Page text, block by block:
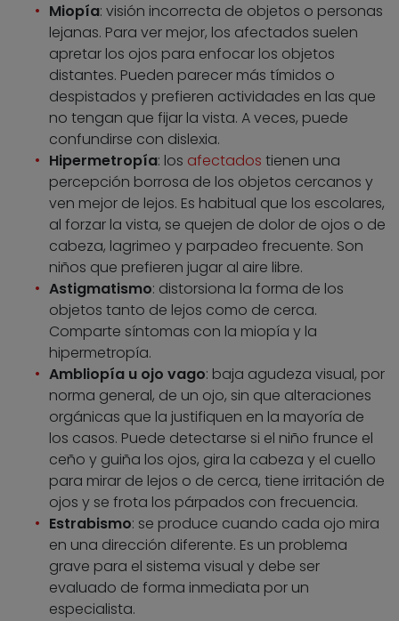
Miopía: visión incorrecta de objetos o personas
lejanas. Para ver mejor, los afectados suelen
apretar los ojos para enfocar los objetos
distantes. Pueden parecer más tímidos o
despistados y prefieren actividades en las que
no tengan que fijar la vista. A veces, puede
confundirse con dislexia.
Hipermetropía: los afectados tienen una
percepción borrosa de los objetos cercanos y
ven mejor de lejos. Es habitual que los escolares,
al forzar la vista, se quejen de dolor de ojos o de
cabeza, lagrimeo y parpadeo frecuente. Son
niños que prefieren jugar al aire libre.
Astigmatismo: distorsiona la forma de los
objetos tanto de lejos como de cerca.
Comparte síntomas con la miopía y la
hipermetropía.
Ambliopía u ojo vago: baja agudeza visual, por
norma general, de un ojo, sin que alteraciones
orgánicas que la justifiquen en la mayoría de
los casos. Puede detectarse si el niño frunce el
ceño y guiña los ojos, gira la cabeza y el cuello
para mirar de lejos o de cerca, tiene irritación de
ojos y se frota los párpados con frecuencia.
Estrabismo: se produce cuando cada ojo mira
en una dirección diferente. Es un problema
grave para el sistema visual y debe ser
evaluado de forma inmediata por un
especialista.